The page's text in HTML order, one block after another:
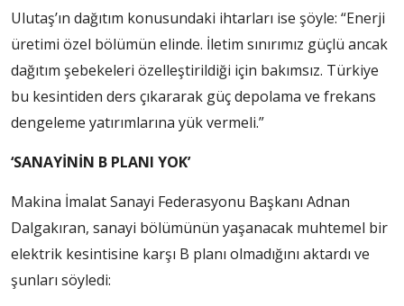
Ulutaş’ın dağıtım konusundaki ihtarları ise şöyle: “Enerji
üretimi özel bölümün elinde. İletim sınırımız güçlü ancak
dağıtım şebekeleri özelleştirildiği için bakımsız. Türkiye
bu kesintiden ders çıkararak güç depolama ve frekans
dengeleme yatırımlarına yük vermeli.”
‘SANAYİNİN B PLANI YOK’
Makina İmalat Sanayi Federasyonu Başkanı Adnan
Dalgakıran, sanayi bölümünün yaşanacak muhtemel bir
elektrik kesintisine karşı B planı olmadığını aktardı ve
şunları söyledi: